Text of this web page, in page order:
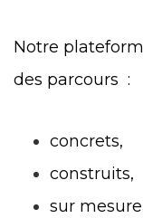
Notre
des parcours :
concrets,
construits,
sur